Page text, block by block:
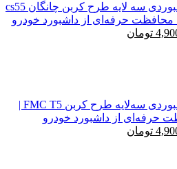
روداشبوردی سه‌ لایه طرح کربن چانگان cs55
محافظت حرفه‌ای از داشبورد خودرو
تومان
روداشبوردی سه‌لایه طرح کربن FMC T5 |
حرفه‌ای از داشبورد خودرو
تومان